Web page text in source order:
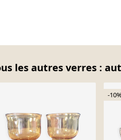
les autres verres :
-